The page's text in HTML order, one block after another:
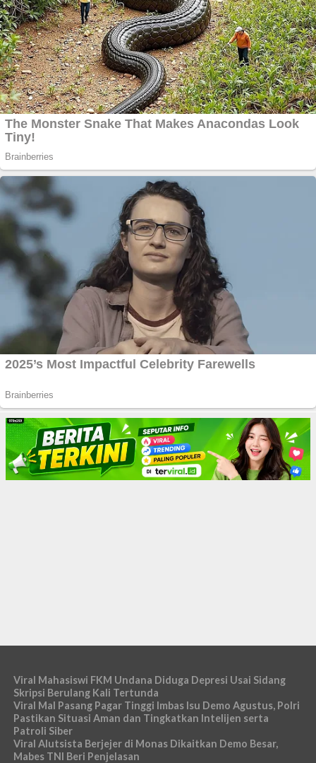
Viral Mahasiswi FKM Undana Diduga Depresi Usai Sidang
Skripsi Berulang Kali Tertunda
Viral Mal Pasang Pagar Tinggi Imbas Isu Demo Agustus, Polri
Pastikan Situasi Aman dan Tingkatkan Intelijen serta
Patroli Siber
Viral Alutsista Berjejer di Monas Dikaitkan Demo Besar,
Mabes TNI Beri Penjelasan